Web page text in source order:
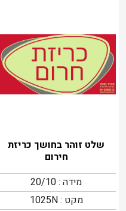
שלט זוהר בחושך כריזת
חירום
מידה : 20/10
מקט : 1025N